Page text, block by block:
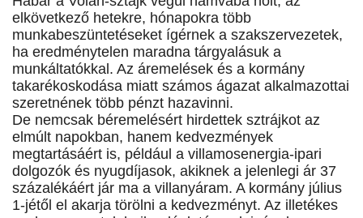
elkövetkező hetekre, hónapokra több
munkabeszüntetéseket ígérnek a szakszervezetek,
ha eredménytelen maradna tárgyalásuk a
munkáltatókkal. Az áremelések és a kormány
takarékoskodása miatt számos ágazat alkalmazottai
szeretnének több pénzt hazavinni.
De nemcsak béremelésért hirdettek sztrájkot az
elmúlt napokban, hanem kedvezmények
megtartásáért is, például a villamosenergia-ipari
dolgozók és nyugdíjasok, akiknek a jelenlegi ár 37
százalékáért jár ma a villanyáram. A kormány július
1-jétől el akarja törölni a kedvezményt. Az illetékes